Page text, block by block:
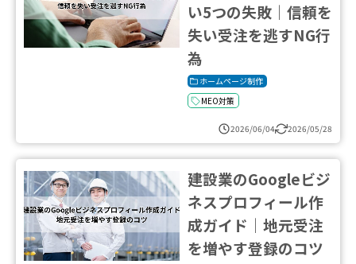
い5つの失敗｜信頼を
失い受注を逃すNG行
為
ホームページ制作
MEO対策
2026/06/04 2026/05/28
建設業のGoogleビジ
ネスプロフィール作
成ガイド｜地元受注
を増やす登録のコツ